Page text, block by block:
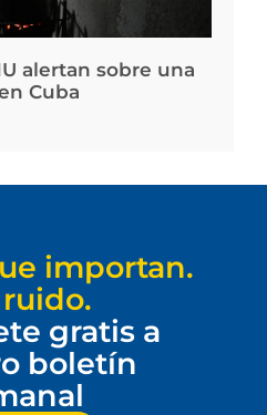
alertan sobre una
Cuba
importan.
gratis a
boletín